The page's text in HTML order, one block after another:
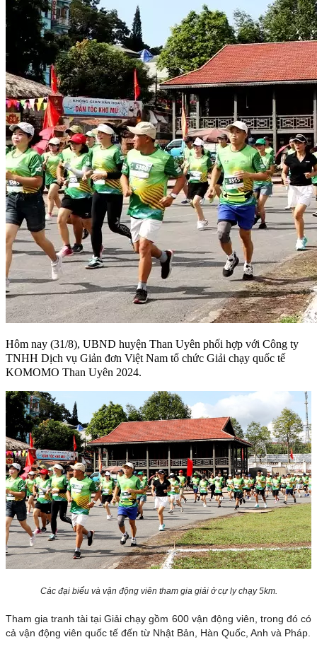
Hôm nay (31/8), UBND huyện Than Uyên phối hợp với Công ty
TNHH Dịch vụ Giản đơn Việt Nam tổ chức Giải chạy quốc tế
KOMOMO Than Uyên 2024.
Các đại biểu và vận động viên tham gia giải ở cự ly chạy 5km.
Tham gia tranh tài tại Giải chạy gồm 600 vận động viên, trong đó có
cả vận động viên quốc tế đến từ Nhật Bản, Hàn Quốc, Anh và Pháp.